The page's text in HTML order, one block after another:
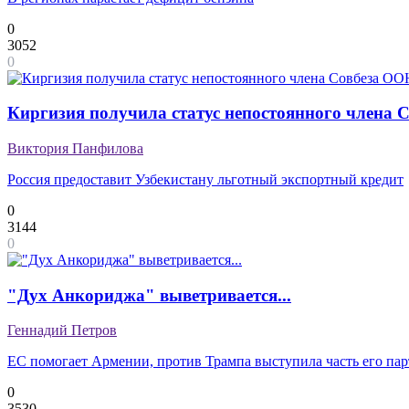
0
3052
0
Киргизия получила статус непостоянного члена
Виктория Панфилова
Россия предоставит Узбекистану льготный экспортный кредит
0
3144
0
"Дух Анкориджа" выветривается...
Геннадий Петров
ЕС помогает Армении, против Трампа выступила часть его
0